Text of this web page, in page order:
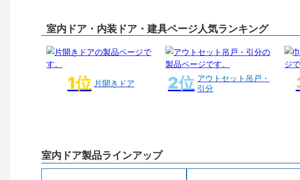
室内ドア・内装ドア・建具ページ人気ランキング
片開きドア
アウトセット吊戸・
引分
室内ドア製品ラインアップ